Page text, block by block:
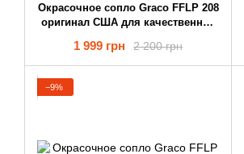
Окрасочное cопло Graco FFLP 208
оригинал США для качественной
2 200 грн
1 999 грн
−9%